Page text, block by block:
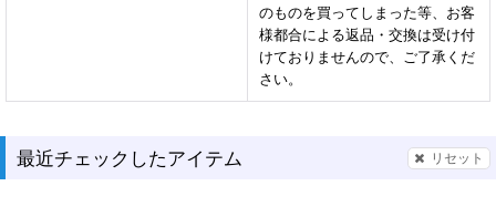
のものを買ってしまった等、お客
様都合による返品・交換は受け付
けておりませんので、ご了承くだ
さい。
最近チェックしたアイテム リセット